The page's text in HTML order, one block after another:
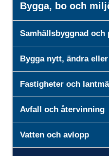
Bygga, bo och
Samhällsbyggnad och
Bygga nytt, ändra
Fastigheter och
Avfall och återvinning
Vatten och avlopp